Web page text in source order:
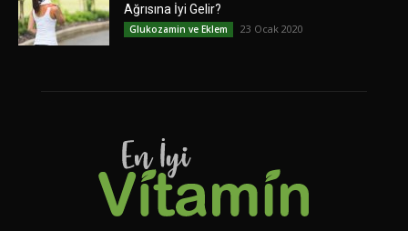
Ağrısına İyi Gelir?
Glukozamin ve Eklem 23 Ocak 2020